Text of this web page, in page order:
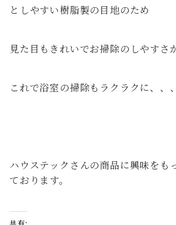
としやすい樹脂製の目地のため
見た目もきれいでお掃除のしやすさ
これで浴室の掃除もラクラクに、、、
ハウステックさんの商品に興味をも
ております。